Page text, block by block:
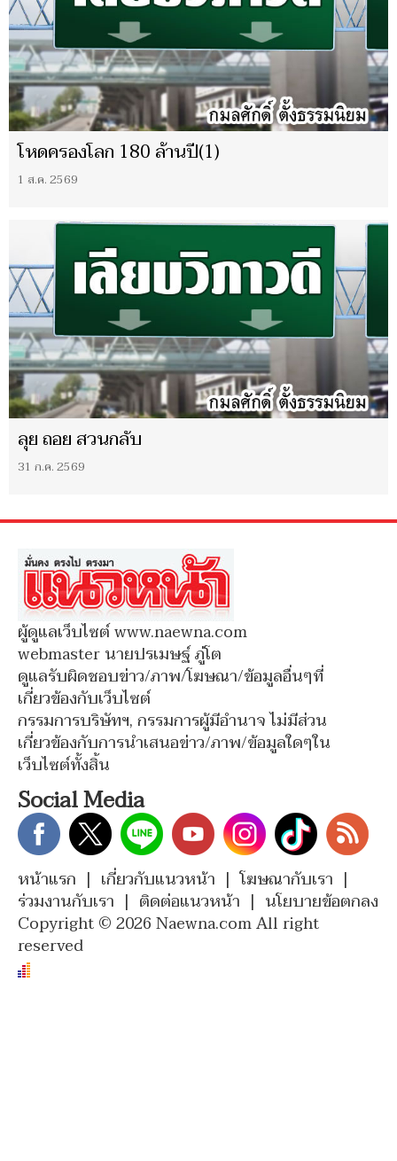
โหดครองโลก 180 ล้านปี(1)
1 ส.ค. 2569
ลุย ถอย สวนกลับ
31 ก.ค. 2569
ผู้ดูแลเว็บไซต์ www.naewna.com
webmaster นายปรเมษฐ์ ภู่โต
ดูแลรับผิดชอบข่าว/ภาพ/โฆษณา/ข้อมูลอื่นๆที่
เกี่ยวข้องกับเว็บไซต์
กรรมการบริษัทฯ, กรรมการผู้มีอำนาจ ไม่มีส่วน
เกี่ยวข้องกับการนำเสนอข่าว/ภาพ/ข้อมูลใดๆใน
เว็บไซต์ทั้งสิ้น
Social Media
หน้าแรก | เกี่ยวกับแนวหน้า | โฆษณากับเรา |
ร่วมงานกับเรา | ติดต่อแนวหน้า | นโยบายข้อตกลง
Copyright © 2026 Naewna.com All right
reserved